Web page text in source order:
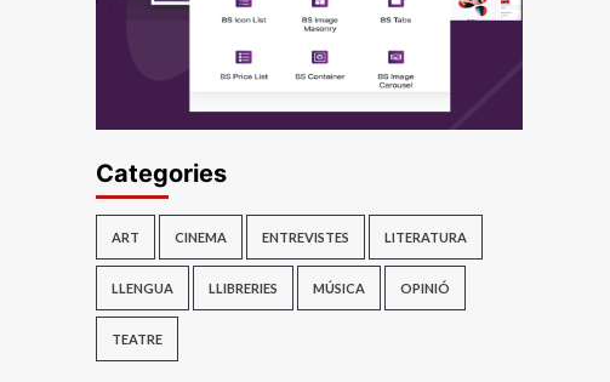
Categories
ART CINEMA ENTREVISTES LITERATURA
LLENGUA LLIBRERIES MÚSICA OPINIÓ
TEATRE